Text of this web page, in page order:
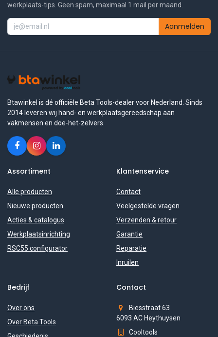
werkplaats-tips. Geen spam, maximaal 1 mail per maand.
Aanmelden
Btawinkel is dé officiële Beta Tools-dealer voor Nederland. Sinds
2014 leveren wij hand- en werkplaatsgereedschap aan
vakmensen en doe-het-zelvers.
Assortiment
Alle producten
Nieuwe producten
Acties & catalogus
Werkplaatsinrichting
RSC55 configurator
Klantenservice
Contact
Veelgestelde vragen
Verzenden & retour
Garantie
Reparatie
Inruilen
Bedrijf
Over ons
Over Beta Tools
Contact
Biesstraat 63
6093 AC Heythuysen
Cooltools